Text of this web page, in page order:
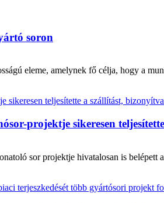
soron
eleme, amelynek fő célja, hogy a
projektje sikeresen
sor projektje hivatalosan is belépett